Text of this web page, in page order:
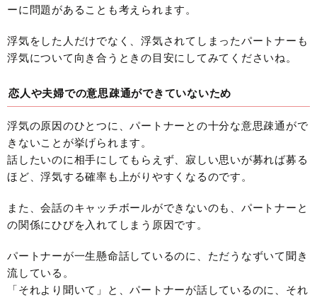
ーに問題があることも考えられます。
浮気をした人だけでなく、浮気されてしまったパートナーも
浮気について向き合うときの目安にしてみてくださいね。
恋人や夫婦での意思疎通ができていないため
浮気の原因のひとつに、パートナーとの十分な意思疎通がで
きないことが挙げられます。
話したいのに相手にしてもらえず、寂しい思いが募れば募る
ほど、浮気する確率も上がりやすくなるのです。
また、会話のキャッチボールができないのも、パートナーと
の関係にひびを入れてしまう原因です。
パートナーが一生懸命話しているのに、ただうなずいて聞き
流している。
「それより聞いて」と、パートナーが話しているのに、それ